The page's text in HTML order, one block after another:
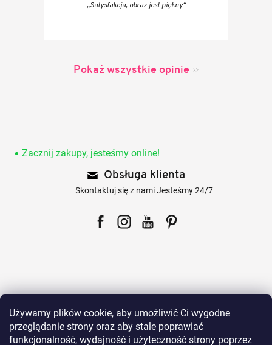
Używamy plików cookie, aby umożliwić Ci wygodne
przeglądanie strony oraz aby stale poprawiać
funkcjonalność, wydajność i użyteczność strony poprzez
„Satysfakcja, obraz jest piękny“
Pokaż wszystkie opinie
Zacznij zakupy, jesteśmy online!
Obsługa klienta
Skontaktuj się z nami Jesteśmy 24/7
Dla klientów